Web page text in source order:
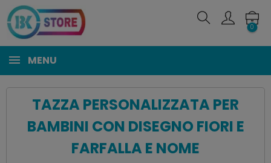
0
MENU
TAZZA PERSONALIZZATA PER
BAMBINI CON DISEGNO FIORI E
FARFALLA E NOME